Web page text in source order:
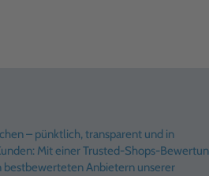
– pünktlich, transparent und in
Mit einer Trusted-Shops-
bestbewerteten Anbietern unserer